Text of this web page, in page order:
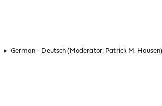
► German - Deutsch (Moderator: Patrick M. Hausen)